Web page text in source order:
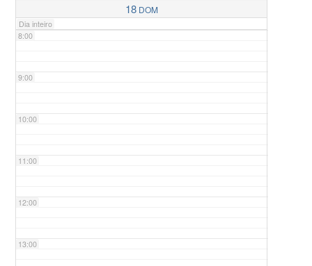
18 DOM
Dia inteiro
8:00
9:00
10:00
11:00
12:00
13:00